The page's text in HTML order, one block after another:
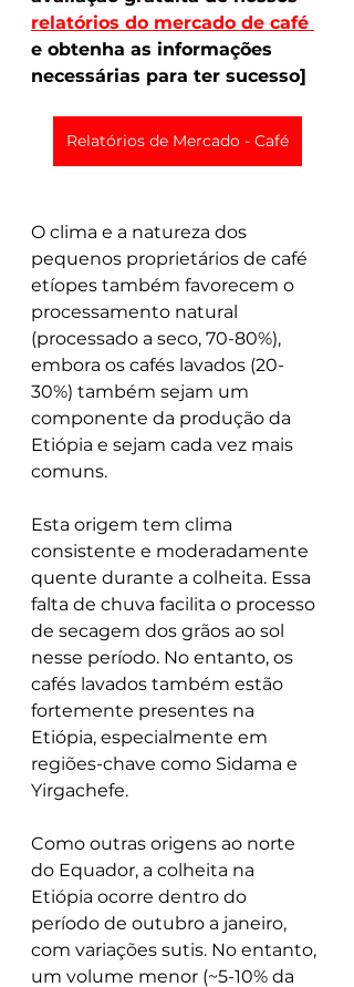
relatórios do mercado de café
e obtenha as informações
necessárias para ter sucesso]
Relatórios de Mercado - Café
O clima e a natureza dos
pequenos proprietários de café
etíopes também favorecem o
processamento natural
(processado a seco, 70-80%),
embora os cafés lavados (20-
30%) também sejam um
componente da produção da
Etiópia e sejam cada vez mais
comuns.
Esta origem tem clima
consistente e moderadamente
quente durante a colheita. Essa
falta de chuva facilita o processo
de secagem dos grãos ao sol
nesse período. No entanto, os
cafés lavados também estão
fortemente presentes na
Etiópia, especialmente em
regiões-chave como Sidama e
Yirgachefe.
Como outras origens ao norte
do Equador, a colheita na
Etiópia ocorre dentro do
período de outubro a janeiro,
com variações sutis. No entanto,
um volume menor (~5-10% da